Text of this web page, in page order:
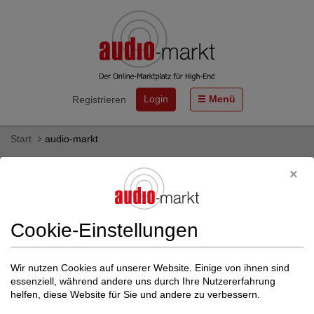
Registrieren Login Menü
Start audio-markt
Netzteile / Stromversorgung von Auralic
- gebraucht & neu kaufen
Hier finden Sie Netzteile / Stromversorgung des HiFi-Herstellers
Auralic als Neu- und Gebrauchtgeräte zum Kauf.
Weitere Filter einblenden
Cookie-Einstellungen
Wir nutzen Cookies auf unserer Website. Einige von ihnen sind
essenziell, während andere uns durch Ihre Nutzererfahrung
helfen, diese Website für Sie und andere zu verbessern.